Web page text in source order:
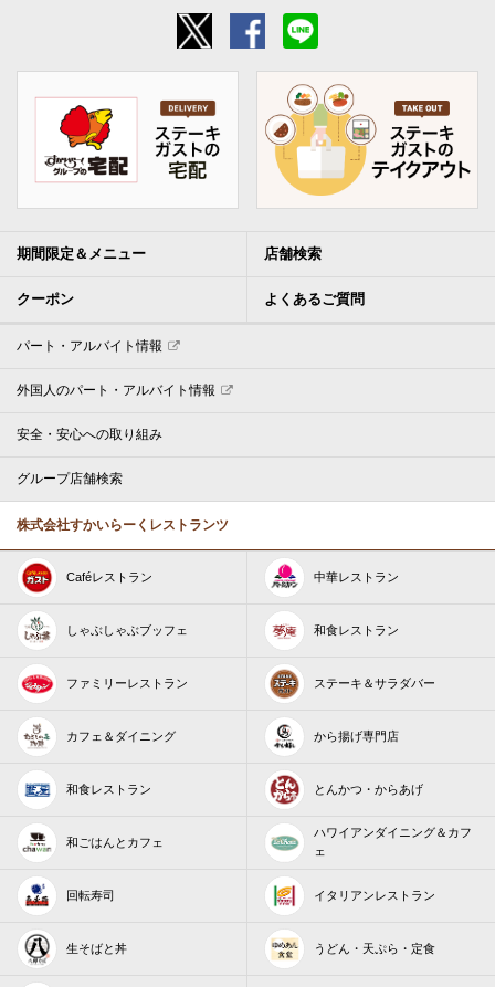
期間限定＆メニュー 店舗検索
クーポン よくあるご質問
パート・アルバイト情報
外国人のパート・アルバイト情報
安全・安心への取り組み
グループ店舗検索
株式会社すかいらーくレストランツ
Caféレストラン 中華レストラン
しゃぶしゃぶブッフェ 和食レストラン
ファミリーレストラン ステーキ＆サラダバー
カフェ＆ダイニング から揚げ専門店
和食レストラン とんかつ・からあげ
和ごはんとカフェ
ハワイアンダイニング＆カフ
ェ
回転寿司 イタリアンレストラン
生そばと丼 うどん・天ぷら・定食